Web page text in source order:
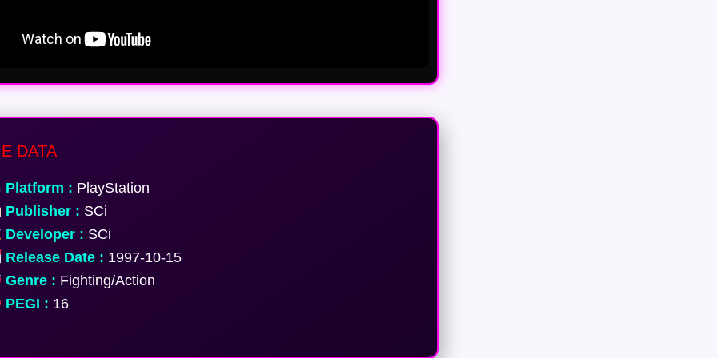
DATA
Platform : PlayStation
Publisher : SCi
Developer : SCi
Release Date : 1997-10-15
Genre : Fighting/Action
PEGI : 16